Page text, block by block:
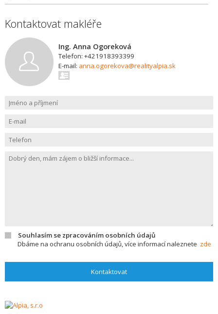
Kontaktovat makléře
Ing. Anna Ogoreková
Telefon: +421918393399
E-mail: anna.ogorekova@realityalpia.sk
Souhlasím se zpracováním osobních údajů
Dbáme na ochranu osobních údajů, více informací naleznete zde
Kontaktovat